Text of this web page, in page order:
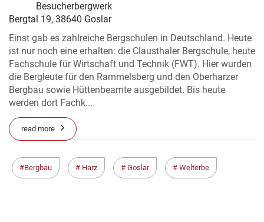
Besucherbergwerk
Bergtal 19, 38640 Goslar
Einst gab es zahlreiche Bergschulen in Deutschland. Heute
ist nur noch eine erhalten: die Clausthaler Bergschule, heute
Fachschule für Wirtschaft und Technik (FWT). Hier wurden
die Bergleute für den Rammelsberg und den Oberharzer
Bergbau sowie Hüttenbeamte ausgebildet. Bis heute
werden dort Fachk...
read more
Bergbau Harz Goslar Welterbe